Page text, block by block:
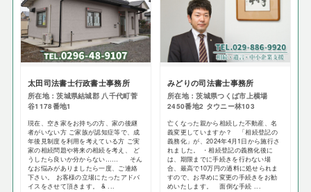
太田司法書士行政書士事務所
所在地：茨城県結城郡 八千代町菅
谷1178番地1
現在、空き家をお持ちの方、家の後継
者がいない方 ご家族が認知症等で、成
年後見制度を利用を考えている方 ご実
家の相続問題や将来の相続を考え、 ど
うしたら良いか分からない…… そん
なお悩みがありましたら一度、ご連絡
下さい。 お客様の立場にたったアドバ
イスをさせて頂きます。 & ...
みどりの司法書士事務所
所在地：茨城県つくば市上横場
2450番地2 タウニー林103
亡くなった親から相続した不動産、名
義変更していますか？ 「相続登記の
義務化」が、2024年4月1日から施行さ
れました。 ・相続登記の義務化後に
は、期限までに手続きを行わない場
合、最高で10万円の過料に処せられま
すので、お早めに変更の手続きをお勧
めいたします。 面倒な手続 ...